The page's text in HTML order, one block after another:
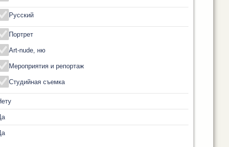
Русский
Портрет
Art-nude, ню
Мероприятия и репортаж
Студийная съемка